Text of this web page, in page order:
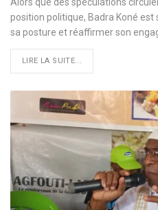
position politique, Badra Koné
sa posture et réaffirmer son
LIRE LA SUITE...